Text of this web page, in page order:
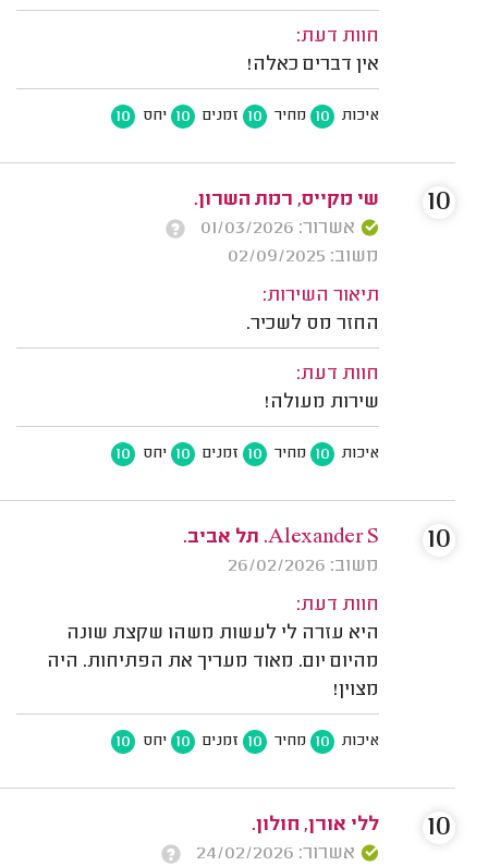
חוות דעת:
אין דברים כאלה!
איכות 10 מחיר 10 זמנים 10 יחס 10
שי מקייס, רמת השרון.
אשרור: 01/03/2026
משוב: 02/09/2025
תיאור השירות:
החזר מס לשכיר.
חוות דעת:
שירות מעולה!
איכות 10 מחיר 10 זמנים 10 יחס 10
10
Alexander S. תל אביב.
משוב: 26/02/2026
חוות דעת:
היא עזרה לי לעשות משהו שקצת שונה
מהיום יום. מאוד מעריך את הפתיחות. היה
מצוין!
איכות 10 מחיר 10 זמנים 10 יחס 10
10
ללי אורן, חולון.
אשרור: 24/02/2026
10